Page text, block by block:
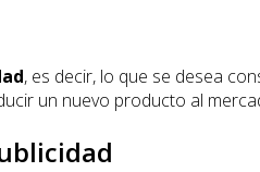
, es decir, lo que se desea
un nuevo producto al